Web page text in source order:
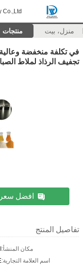
Co.,Ltd
منزل، بيت منتجات
في تكلفة منخفضة
تجفيف الرذاذ لملاط
افضل سعر
تفاصيل المنتج
مكان المنشأ:
اسم العلامة التجارية: